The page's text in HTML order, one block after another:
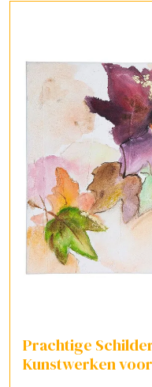
Prachtige
Kunstwerken